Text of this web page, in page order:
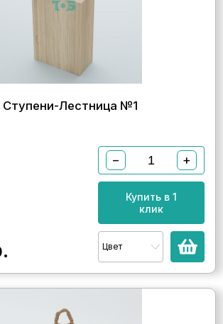
Лестница №1
− +
Купить в 1
клик
Цвет